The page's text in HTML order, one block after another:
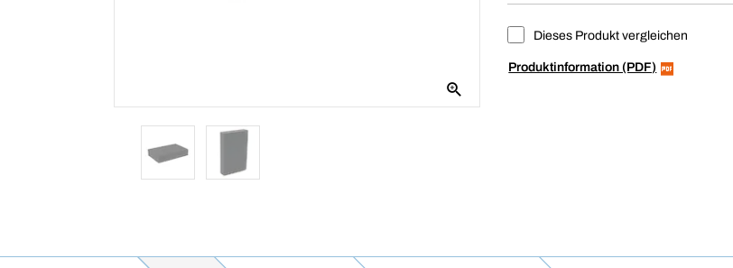
Dieses Produkt vergleichen
Produktinformation (PDF)